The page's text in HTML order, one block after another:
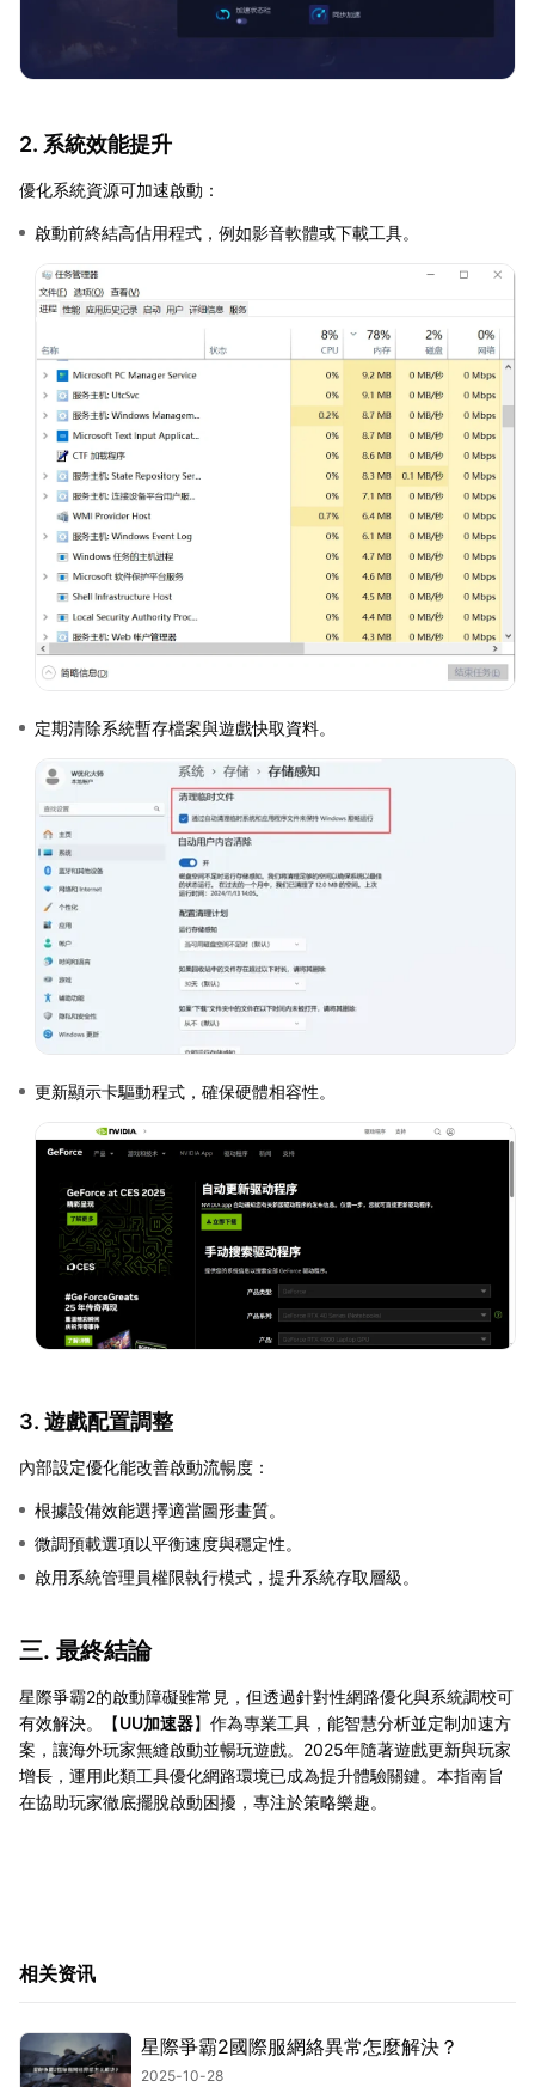
2. 系統效能提升
優化系統資源可加速啟動：
啟動前終結高佔用程式，例如影音軟體或下載工具。
定期清除系統暫存檔案與遊戲快取資料。
更新顯示卡驅動程式，確保硬體相容性。
3. 遊戲配置調整
內部設定優化能改善啟動流暢度：
根據設備效能選擇適當圖形畫質。
微調預載選項以平衡速度與穩定性。
啟用系統管理員權限執行模式，提升系統存取層級。
三. 最終結論
星際爭霸2的啟動障礙雖常見，但透過針對性網路優化與系統調校可
有效解決。【UU加速器】作為專業工具，能智慧分析並定制加速方
案，讓海外玩家無縫啟動並暢玩遊戲。2025年隨著遊戲更新與玩家
增長，運用此類工具優化網路環境已成為提升體驗關鍵。本指南旨
在協助玩家徹底擺脫啟動困擾，專注於策略樂趣。
相关资讯
星際爭霸2國際服網絡異常怎麼解決？
2025-10-28